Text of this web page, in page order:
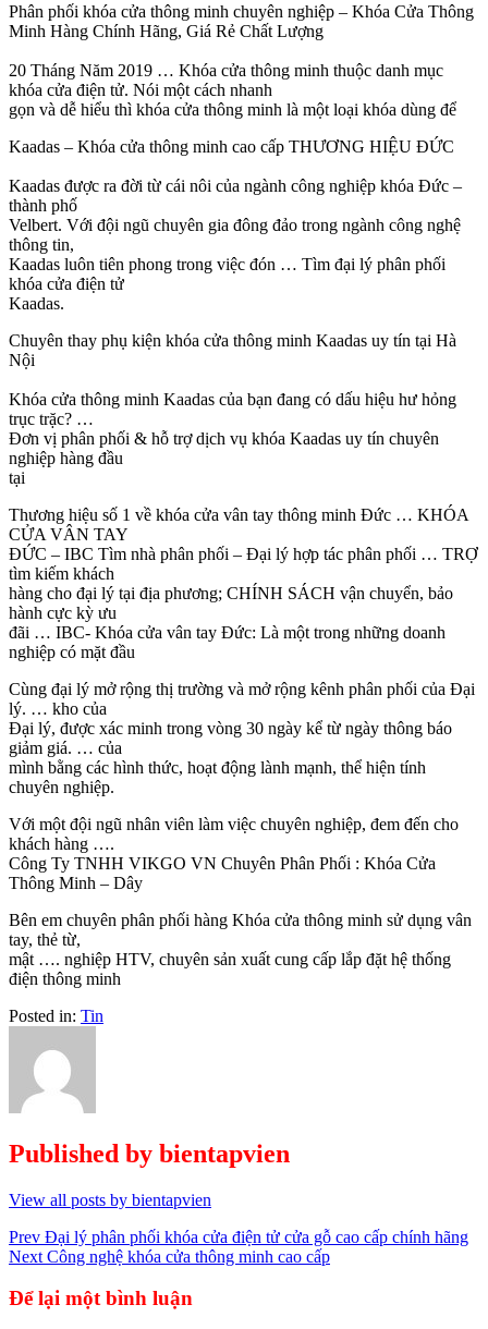
Phân phối khóa cửa thông minh chuyên nghiệp – Khóa Cửa Thông
Minh Hàng Chính Hãng, Giá Rẻ Chất Lượng
20 Tháng Năm 2019 … Khóa cửa thông minh thuộc danh mục
khóa cửa điện tử. Nói một cách nhanh
gọn và dễ hiểu thì khóa cửa thông minh là một loại khóa dùng để
Kaadas – Khóa cửa thông minh cao cấp THƯƠNG HIỆU ĐỨC
Kaadas được ra đời từ cái nôi của ngành công nghiệp khóa Đức –
thành phố
Velbert. Với đội ngũ chuyên gia đông đảo trong ngành công nghệ
thông tin,
Kaadas luôn tiên phong trong việc đón … Tìm đại lý phân phối
khóa cửa điện tử
Kaadas.
Chuyên thay phụ kiện khóa cửa thông minh Kaadas uy tín tại Hà
Nội
Khóa cửa thông minh Kaadas của bạn đang có dấu hiệu hư hỏng
trục trặc? …
Đơn vị phân phối & hỗ trợ dịch vụ khóa Kaadas uy tín chuyên
nghiệp hàng đầu
tại
Thương hiệu số 1 về khóa cửa vân tay thông minh Đức … KHÓA
CỬA VÂN TAY
ĐỨC – IBC Tìm nhà phân phối – Đại lý hợp tác phân phối … TRỢ
tìm kiếm khách
hàng cho đại lý tại địa phương; CHÍNH SÁCH vận chuyển, bảo
hành cực kỳ ưu
đãi … IBC- Khóa cửa vân tay Đức: Là một trong những doanh
nghiệp có mặt đầu
Cùng đại lý mở rộng thị trường và mở rộng kênh phân phối của Đại
lý. … kho của
Đại lý, được xác minh trong vòng 30 ngày kể từ ngày thông báo
giảm giá. … của
mình bằng các hình thức, hoạt động lành mạnh, thể hiện tính
chuyên nghiệp.
Với một đội ngũ nhân viên làm việc chuyên nghiệp, đem đến cho
khách hàng ….
Công Ty TNHH VIKGO VN Chuyên Phân Phối : Khóa Cửa
Thông Minh – Dây
Bên em chuyên phân phối hàng Khóa cửa thông minh sử dụng vân
tay, thẻ từ,
mật …. nghiệp HTV, chuyên sản xuất cung cấp lắp đặt hệ thống
điện thông minh
Posted in: Tin
Published by bientapvien
View all posts by bientapvien
Điều
hướng
bài
Prev Đại lý phân phối khóa cửa điện tử cửa gỗ cao cấp chính hãng
Next Công nghệ khóa cửa thông minh cao cấp
Để lại một bình luận